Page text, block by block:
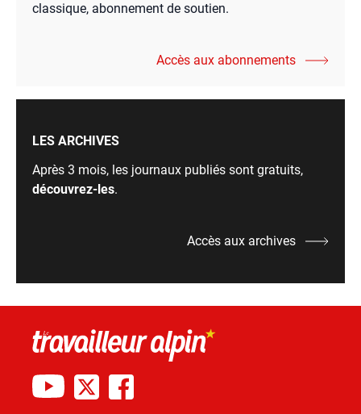
classique, abonnement de soutien.
Accès aux abonnements
LES ARCHIVES
Après 3 mois, les journaux publiés sont gratuits,
découvrez-les.
Accès aux archives